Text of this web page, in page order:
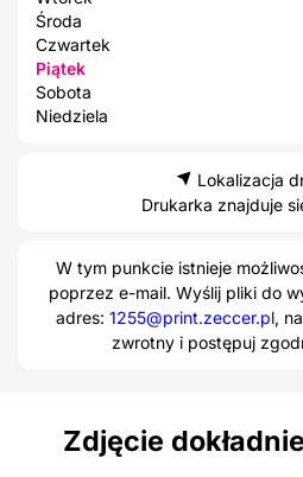
Środa
Czwartek
Piątek
Sobota
Niedziela
Lokalizacja
Drukarka znajduje
W tym punkcie istnieje
poprzez e-mail. Wyślij pliki do
adres: 1255@print.zeccer.pl,
zwrotny i postępuj
Zdjęcie